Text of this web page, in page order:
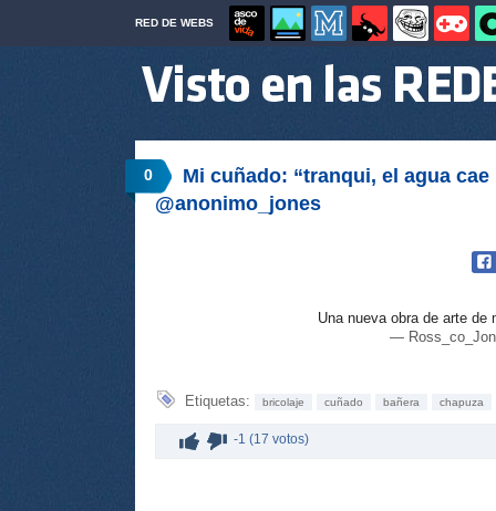
RED DE WEBS
0
Mi cuñado: “tranqui, el agua
@anonimo_jones
Una nueva obra de arte
—
Etiquetas: bricolaje cuñado bañera chapuza
-1 (17 votos)